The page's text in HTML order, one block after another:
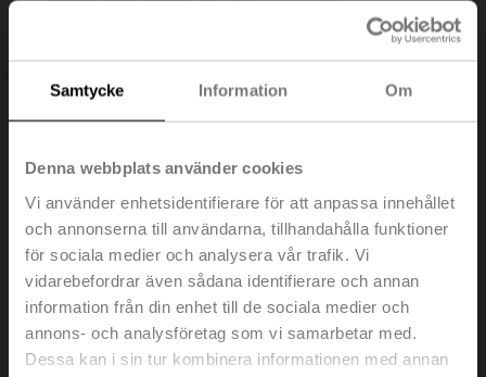
Samtycke Information Om
Denna webbplats använder cookies
Vi använder enhetsidentifierare för att anpassa innehållet
och annonserna till användarna, tillhandahålla funktioner
för sociala medier och analysera vår trafik. Vi
vidarebefordrar även sådana identifierare och annan
information från din enhet till de sociala medier och
annons- och analysföretag som vi samarbetar med.
Dessa kan i sin tur kombinera informationen med annan
SR24A-MOD
Vridande ställdon, 20 Nm, AC/DC 24 V, BACnet MS/TP,
Modbus RTU, MP-Bus, 2...10 V, 90 s (90...350 s), IP54